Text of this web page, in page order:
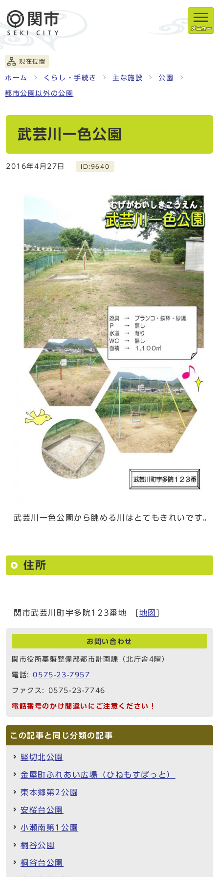
メニュー
現在位置
ホーム くらし・手続き 主な施設 公園
都市公園以外の公園
武芸川一色公園
2016年4月27日 ID:9640
武芸川一色公園から眺める川はとてもきれいです。
住所
関市武芸川町宇多院123番地 [地図 ]
お問い合わせ
関市役所基盤整備部都市計画課（北庁舎4階）
電話:0575-23-7957
ファクス: 0575-23-7746
電話番号のかけ間違いにご注意ください！
この記事と同じ分類の記事
竪切北公園
金屋町ふれあい広場（ひねもすぽっと）
東本郷第2公園
安桜台公園
小瀬南第1公園
桐谷公園
桐谷台公園